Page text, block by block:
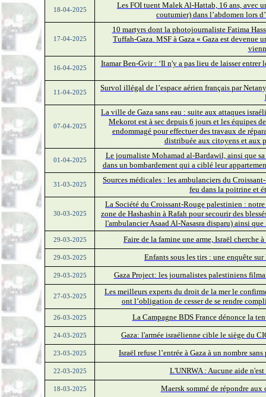
18-04-2025
Les FOI tuent Malek Al-Hattab, 16 ans,
coutumier) dans l’abdomen lors
17-04-2025
10 martyrs dont la photojournaliste Fatima
Tuffah-Gaza. MSF à Gaza « Gaza est devenue
16-04-2025
Itamar Ben-Gvir : ‘Il n'y a pas lieu de laisser
11-04-2025
Survol illégal de l’espace aérien français par
07-04-2025
La ville de Gaza sans eau : suite aux attaques
Mekorot est à sec depuis 6 jours et les équipes
endommagé pour effectuer des travaux de
distribuée aux citoyens et aux
01-04-2025
Le journaliste Mohamad al-Bardawil, ainsi que sa
dans un bombardement qui a ciblé leur
31-03-2025
Sources médicales : les ambulanciers du
feu dans la poitrine et
30-03-2025
La Société du Croissant-Rouge palestinien :
zone de Hashashin à Rafah pour secourir des
l'ambulancier Asaad Al-Nasasra disparu) ainsi
29-03-2025 Faire de la famine une arme, Israël cherche
29-03-2025 Enfants sous les tirs : une enquête
29-03-2025 Gaza Project: les journalistes palestiniens
27-03-2025
Les meilleurs experts du droit de la mer le
ont l’obligation de cesser de se rendre
26-03-2025 La Campagne BDS France dénonce la
24-03-2025 Gaza: l'armée israélienne cible le siège du
23-03-2025 Israël refuse l’entrée à Gaza à un nombre
22-03-2025 L'UNRWA : Aucune aide
18-03-2025 Maersk sommé de répondre aux